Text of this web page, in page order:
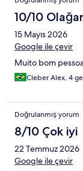
10/10
15 Mayıs 2026
Google ile çevir
Muito bom
Cleber Alex, 4
Doğrulanmış yorum
8/10 Çok iyi
22 Temmuz 2026
Google ile çevir